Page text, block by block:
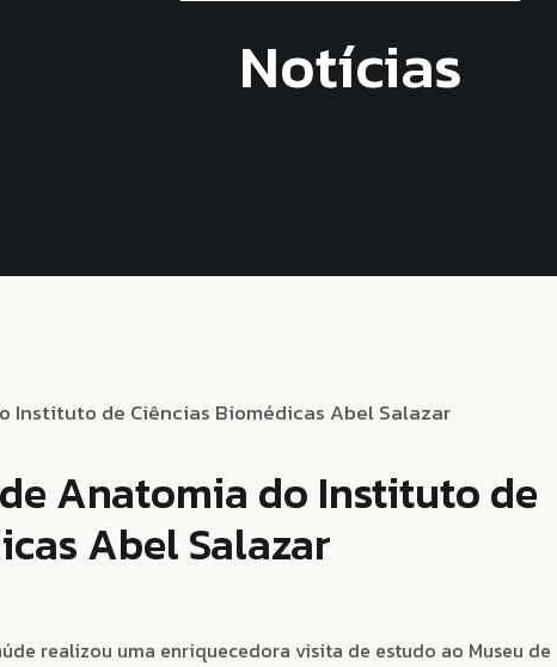
Notícias
Anatomia do Instituto de
Abel Salazar
realizou uma enriquecedora visita de estudo ao Museu de